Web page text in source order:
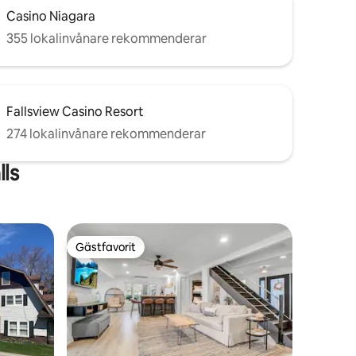
Casino Niagara
355 lokalinvånare rekommenderar
Fallsview Casino Resort
274 lokalinvånare rekommenderar
Gästfavorit
Gästfavorit